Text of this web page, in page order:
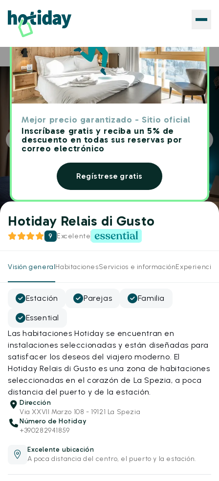
Mejor precio garantizado - Sitio oficial
Inscríbase gratis y reciba un 5% de
descuento en todas sus reservas por
correo electrónico
Regístrese gratis
Home Hoteles Hotiday Relais di Gusto
Hotiday Relais di Gusto
9 Excelente
Visión generalHabitacionesServicios e informaciónExperiencias
Estación Parejas Familia
Essential
Las habitaciones Hotiday se encuentran en
instalaciones seleccionadas y están diseñadas para
satisfacer los deseos del viajero moderno. El
Hotiday Relais di Gusto es una zona de habitaciones
seleccionadas en el corazón de La Spezia, a poca
distancia del puerto y de la estación.
Dirección
Via XXVII Marzo 108 - 19121 La Spezia
Número de Hotiday
+390282941859
Excelente ubicación
A poca distancia del centro, el puerto y la estación.